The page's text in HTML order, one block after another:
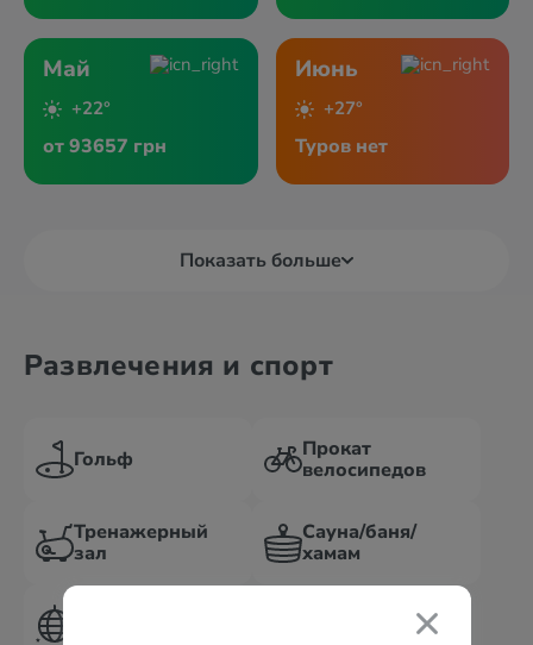
Май
+22°
от 93657 грн
Июнь
+27°
Туров нет
Показать больше
Развлечения и спорт
Гольф
Прокат
велосипедов
Тренажерный
зал
Сауна/баня/
хамам